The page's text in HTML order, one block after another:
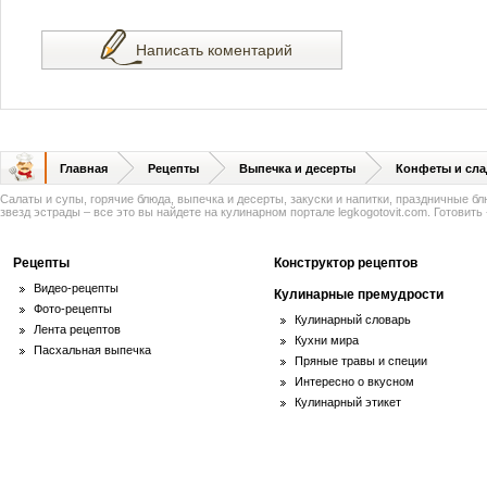
Написать коментарий
Главная Рецепты Выпечка и десерты Конфеты и
Салаты и супы, горячие блюда, выпечка и десерты, закуски и напитки, праздничные
звезд эстрады – все это вы найдете на кулинарном портале legkogotovit.com. Готовить
Рецепты
Видео-рецепты
Фото-рецепты
Лента рецептов
Пасхальная выпечка
Конструктор рецептов
Кулинарные премудрости
Кулинарный словарь
Кухни мира
Пряные травы и специи
Интересно о вкусном
Кулинарный этикет